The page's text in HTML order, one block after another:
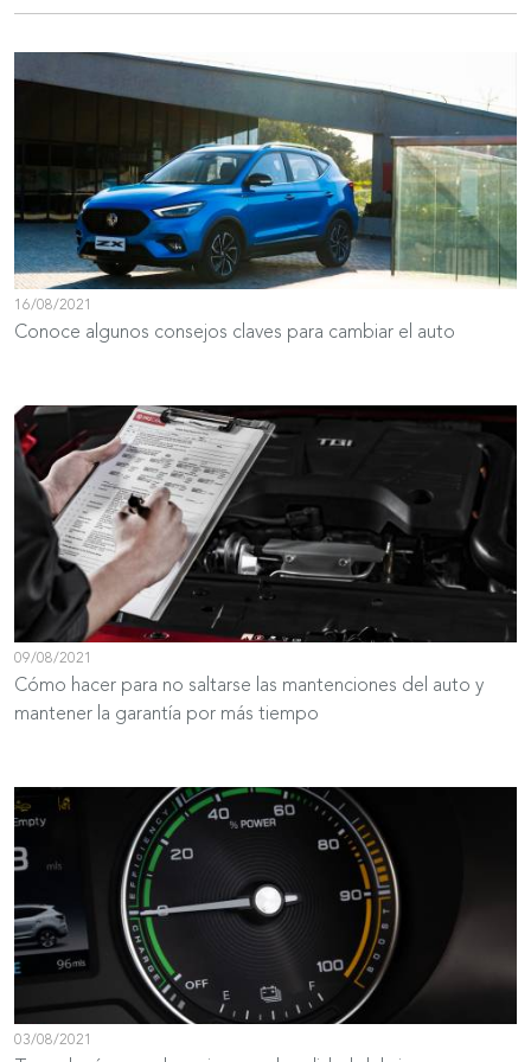
16/08/2021
Conoce algunos consejos claves para cambiar el auto
09/08/2021
Cómo hacer para no saltarse las mantenciones del auto y
mantener la garantía por más tiempo
03/08/2021